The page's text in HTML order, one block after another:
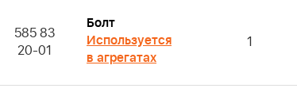
585 83
20-01
Болт
Используется
в агрегатах
1